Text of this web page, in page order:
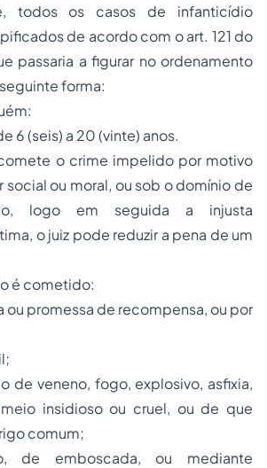
todos os casos de infanticídio
de acordo com o art. 121 do
passaria a figurar no ordenamento
forma:
6 (seis) a 20 (vinte) anos.
o crime impelido por motivo
social ou moral, ou sob o domínio de
logo em seguida a injusta
o juiz pode reduzir a pena de um
é cometido:
ou promessa de recompensa, ou por
de veneno, fogo, explosivo, asfixia,
insidioso ou cruel, ou de que
comum;
de emboscada, ou mediante